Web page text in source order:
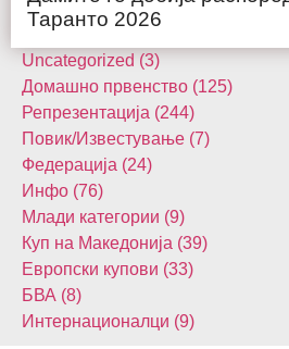
Таранто 2026
Uncategorized (3)
Домашнo првенство (125)
Репрезентација (244)
Повик/Известување (7)
Федерација (24)
Инфо (76)
Млади категории (9)
Куп на Македонија (39)
Европски купови (33)
БВА (8)
Интернационалци (9)